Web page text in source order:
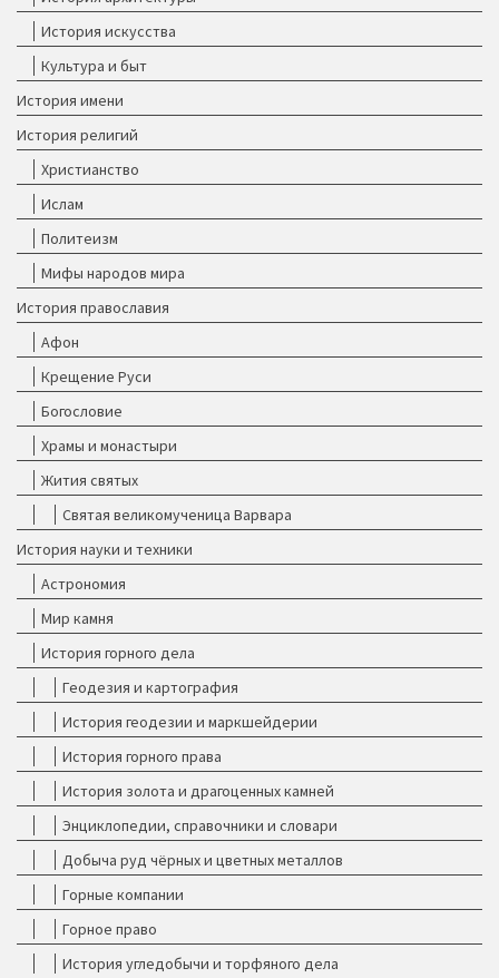
История искусства
Культура и быт
История имени
История религий
Христианство
Ислам
Политеизм
Мифы народов мира
История православия
Афон
Крещение Руси
Богословие
Храмы и монастыри
Жития святых
Святая великомученица Варвара
История науки и техники
Астрономия
Мир камня
История горного дела
Геодезия и картография
История геодезии и маркшейдерии
История горного права
История золота и драгоценных камней
Энциклопедии, справочники и словари
Добыча руд чёрных и цветных металлов
Горные компании
Горное право
История угледобычи и торфяного дела